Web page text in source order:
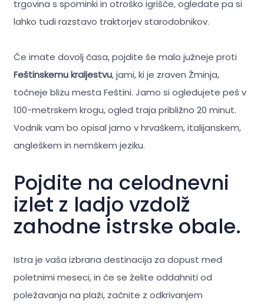
trgovina s spominki in otroško igrišče, ogledate pa si
lahko tudi razstavo traktorjev starodobnikov.
Če imate dovolj časa, pojdite še malo južneje proti
Feštinskemu kraljestvu, jami, ki je zraven Žminja,
točneje blizu mesta Feštini. Jamo si ogledujete peš v
100-metrskem krogu, ogled traja približno 20 minut.
Vodnik vam bo opisal jamo v hrvaškem, italijanskem,
angleškem in nemškem jeziku.
Pojdite na celodnevni
izlet z ladjo vzdolž
zahodne istrske obale.
Istra je vaša izbrana destinacija za dopust med
poletnimi meseci, in če se želite oddahniti od
poležavanja na plaži, začnite z odkrivanjem